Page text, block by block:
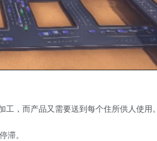
，而产品又需要送到每个住所供人使用。
滞。